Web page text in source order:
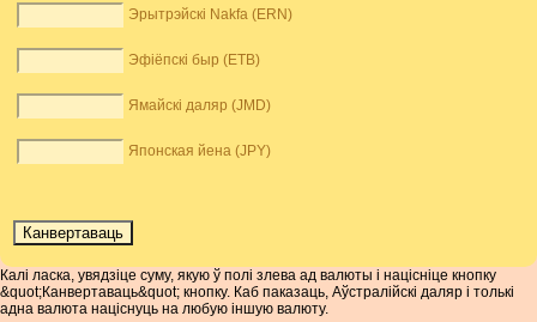
Эрытрэйскі Nakfa (ERN)
Эфіёпскі быр (ETB)
Ямайскі даляр (JMD)
Японская йена (JPY)
Калі ласка, увядзіце суму, якую ў полі злева ад валюты і націсніце кнопку
&quot;Канвертаваць&quot; кнопку. Каб паказаць, Аўстралійскі даляр і толькі
адна валюта націснуць на любую іншую валюту.